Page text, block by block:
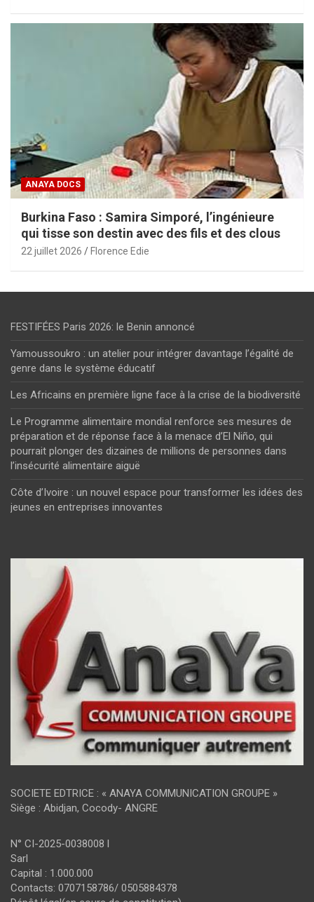
ANAYA DOCS
Burkina Faso : Samira Simporé, l’ingénieure
qui tisse son destin avec des fils et des clous
22 juillet 2026 Florence Edie
FESTIFÉES Paris 2026: le Benin annoncé
Yamoussoukro : un atelier pour intégrer davantage l’égalité de
genre dans le système éducatif
Les Africains en première ligne face à la crise de la biodiversité
Le Programme alimentaire mondial renforce ses mesures de
préparation et de réponse face à la menace d’El Niño, qui
pourrait plonger des dizaines de millions de personnes dans
l’insécurité alimentaire aiguë
Côte d’Ivoire : un nouvel espace pour transformer les idées des
jeunes en entreprises innovantes
SOCIETE EDTRICE : « ANAYA COMMUNICATION GROUPE »
Siège : Abidjan, Cocody- ANGRE
N° CI-2025-0038008 l
Sarl
Capital : 1.000.000
Contacts: 0707158786/ 0505884378